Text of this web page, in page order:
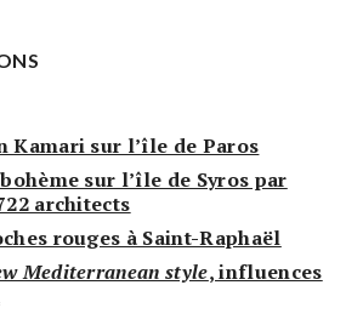
Kamari sur l’île de Paros
sur l’île de Syros par
architects
rouges à Saint-Raphaël
Mediterranean style, influences